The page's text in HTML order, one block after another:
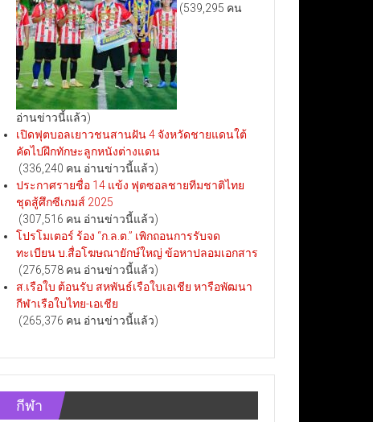
(539,295 คน
อ่านข่าวนี้แล้ว)
เปิดฟุตบอลเยาวชนสานฝัน 4 จังหวัดชายแดนใต้
คัดไปฝึกทักษะลูกหนังต่างแดน
(336,240 คน อ่านข่าวนี้แล้ว)
ประกาศรายชื่อ 14 แข้ง ฟุตซอลชายทีมชาติไทย
ชุดสู้ศึกซีเกมส์ 2025
(307,516 คน อ่านข่าวนี้แล้ว)
โปรโมเตอร์ ร้อง “ก.ล.ต.” เพิกถอนการรับจด
ทะเบียน บ.สื่อโฆษณายักษ์ใหญ่ ข้อหาปลอมเอกสาร
(276,578 คน อ่านข่าวนี้แล้ว)
ส.เรือใบ ต้อนรับ สหพันธ์เรือใบเอเชีย หารือพัฒนา
กีฬาเรือใบไทย-เอเชีย
(265,376 คน อ่านข่าวนี้แล้ว)
กีฬา